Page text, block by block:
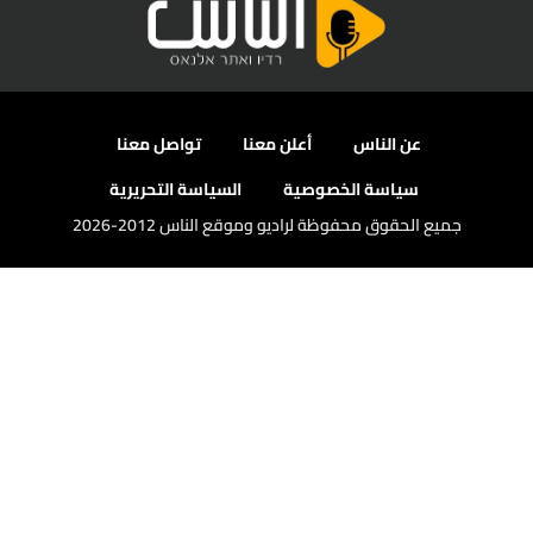
عن الناس أعلن معنا
تواصل معنا
سياسة الخصوصية
السياسة التحريرية
جميع الحقوق محفوظة لراديو وموقع الناس 2012-2026